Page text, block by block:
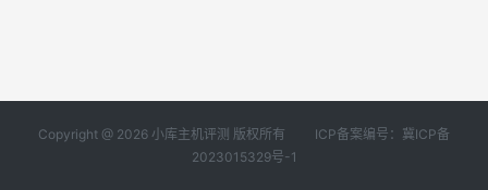
Copyright @ 2026 小库主机评测 版权所有 ICP备案编号：冀ICP备
2023015329号-1